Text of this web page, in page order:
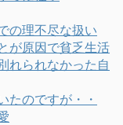
の理不尽な扱い
が原因で貧乏生活
れられなかった自
たのですが・・